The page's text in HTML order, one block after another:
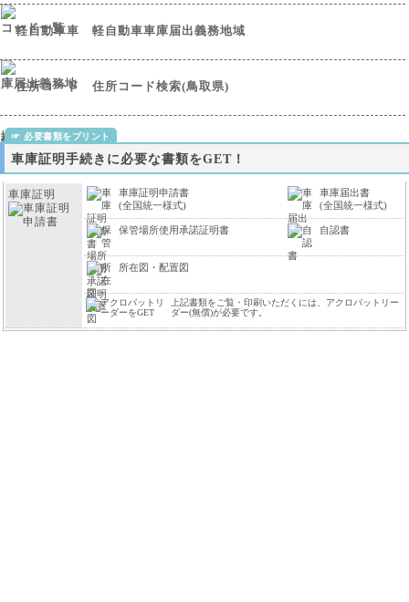
軽自動車車庫届出義務地域
住所コード検索(鳥取県)
車庫証明手続きに必要な書類をGET！
車庫証明
車庫証明申請書
(全国統一様式)
車庫届出書
(全国統一様式)
保管場所使用承諾証明書 自認書
所在図・配置図
上記書類をご覧・印刷いただくには、アクロバットリー
ダー(無償)が必要です。